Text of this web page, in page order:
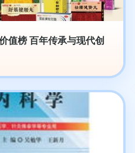
值榜 百年传承与现代创